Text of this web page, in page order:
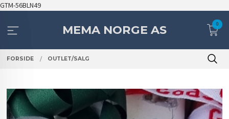
GTM-56BLN49Gå
innholdetMEMA NORGE AS 0
FORSIDE OUTLET/SALG